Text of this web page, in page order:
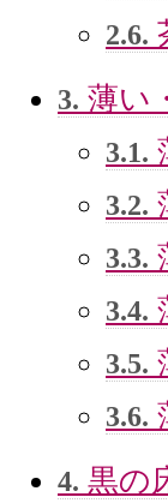
2.6.
3. 薄い
3.1.
3.2.
3.3.
3.4.
3.5.
3.6.
4. 黒の